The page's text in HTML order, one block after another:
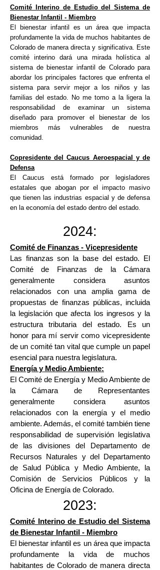
Comité Interino de Estudio del Sistema de
Bienestar Infantil - Miembro
El bienestar infantil es un área que impacta
profundamente la vida de muchos habitantes de
Colorado de manera directa y significativa. Este
comité interino dará una mirada holística al
sistema de bienestar infantil de Colorado para
abordar los principales factores que enfrenta el
sistema para servir mejor a los niños y las
familias del estado. No me tomo a la ligera la
responsabilidad de examinar un sistema
diseñado para promover el bienestar de los
miembros más vulnerables de nuestra
comunidad.
Copresidente del Caucus Aeroespacial y de
Defensa
El Caucus está formado por legisladores
estatales que abogan por el impacto masivo
que tienen las industrias espacial y de defensa
en la economía del estado dentro del estado.
2024:
Comité de Finanzas - Vicepresidente
Las finanzas son la base del estado. El
Comité de Finanzas de la Cámara
generalmente considera asuntos
relacionados con una amplia gama de
propuestas de finanzas públicas, incluida
la legislación que afecta los ingresos y la
estructura tributaria del estado. Es un
honor para mí servir como vicepresidente
de un comité tan vital que cumple un papel
esencial para nuestra legislatura.
Energía y Medio Ambiente:
El Comité de Energía y Medio Ambiente de
la Cámara de Representantes
generalmente considera asuntos
relacionados con la energía y el medio
ambiente. Además, el comité también tiene
responsabilidad de supervisión legislativa
de las divisiones del Departamento de
Recursos Naturales y del Departamento
de Salud Pública y Medio Ambiente, la
Comisión de Servicios Públicos y la
Oficina de Energía de Colorado.
2023:
Comité Interino de Estudio del Sistema
de Bienestar Infantil - Miembro
El bienestar infantil es un área que impacta
profundamente la vida de muchos
habitantes de Colorado de manera directa